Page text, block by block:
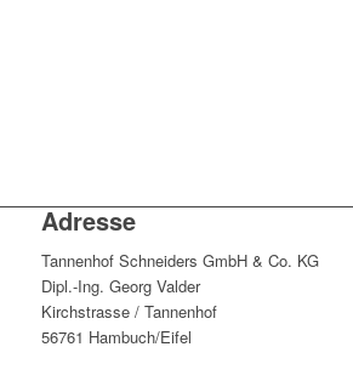
Adresse
Tannenhof Schneiders GmbH & Co. KG
Dipl.-Ing. Georg Valder
Kirchstrasse / Tannenhof
56761 Hambuch/Eifel